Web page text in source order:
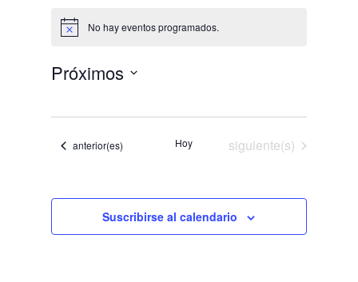
Aviso No hay eventos programados.
Próximos
Eventos
anterior(es) Hoy Eventos
siguiente(s)
Suscribirse al calendario